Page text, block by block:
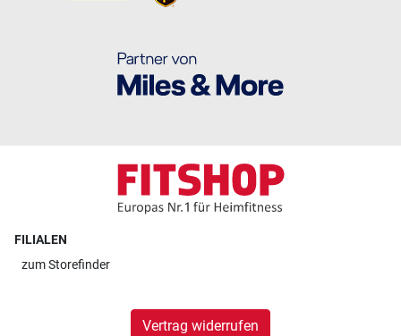
FILIALEN
zumStorefinder
Vertrag widerrufen